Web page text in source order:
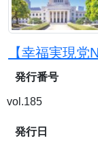
発行番号
vol.185
発行日